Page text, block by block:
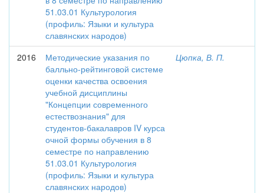
51.03.01 Культурология
(профиль: Языки и культура
славянских народов)
2016
Методические указания по
балльно-рейтинговой системе
оценки качества освоения
учебной дисциплины
"Концепции современного
естествознания" для
студентов-бакалавров IV курса
очной формы обучения в 8
семестре по направлению
51.03.01 Культурология
(профиль: Языки и культура
славянских народов)
Цюпка, В. П.